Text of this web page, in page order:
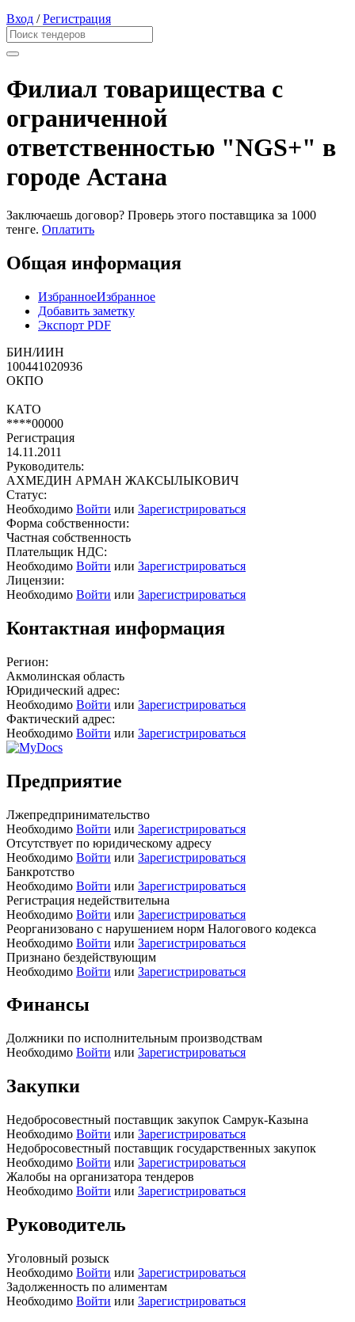
Вход /Регистрация
Филиал товарищества с
ограниченной
ответственностью "NGS+" в
городе Астана
Заключаешь договор? Проверь этого поставщика за 1000
тенге. Оплатить
Общая информация
ИзбранноеИзбранное
Добавить заметку
Экспорт PDF
БИН/ИИН
100441020936
ОКПО
КАТО
****00000
Регистрация
14.11.2011
Руководитель:
АХМЕДИН АРМАН ЖАКСЫЛЫКОВИЧ
Статус:
Необходимо Войти или Зарегистрироваться
Форма собственности:
Частная собственность
Плательщик НДС:
Необходимо Войти или Зарегистрироваться
Лицензии:
Необходимо Войти или Зарегистрироваться
Контактная информация
Регион:
Акмолинская область
Юридический адрес:
Необходимо Войти или Зарегистрироваться
Фактический адрес:
Необходимо Войти или Зарегистрироваться
Предприятие
Лжепредпринимательство
Необходимо Войти или Зарегистрироваться
Отсутствует по юридическому адресу
Необходимо Войти или Зарегистрироваться
Банкротство
Необходимо Войти или Зарегистрироваться
Регистрация недействительна
Необходимо Войти или Зарегистрироваться
Реорганизовано с нарушением норм Налогового кодекса
Необходимо Войти или Зарегистрироваться
Признано бездействующим
Необходимо Войти или Зарегистрироваться
Финансы
Должники по исполнительным производствам
Необходимо Войти или Зарегистрироваться
Закупки
Недобросовестный поставщик закупок Самрук-Казына
Необходимо Войти или Зарегистрироваться
Недобросовестный поставщик государственных закупок
Необходимо Войти или Зарегистрироваться
Жалобы на организатора тендеров
Необходимо Войти или Зарегистрироваться
Руководитель
Уголовный розыск
Необходимо Войти или Зарегистрироваться
Задолженность по алиментам
Необходимо Войти или Зарегистрироваться